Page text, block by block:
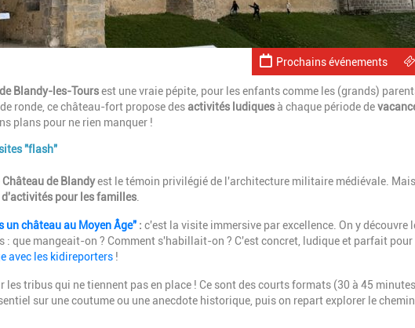
Prochains événements
Blandy-les-Toursest une vraie pépite, pour les enfants comme les (grands)
ronde, ce château-fort propose desactivités ludiquesà chaque période de
plans pour ne rien manquer !
"flash"
Château de Blandyest le témoin privilégié de l'architecture militaire médiévale.
d'activités pour les familles
un château au Moyen Âge" : c'est la visite immersive par excellence. On y découvre
: que mangeait-on ? Comment s'habillait-on ? C'est concret, ludique et parfait pour
avec les kidireporters !
les tribus qui ne tiennent pas en place ! Ce sont des courts formats (30 à 45
sur une coutume ou une anecdote historique, puis on repart explorer le